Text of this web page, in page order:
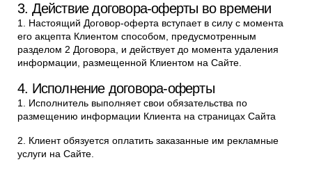
3. Действие договора-оферты во времени
1. Настоящий Договор-оферта вступает в силу с момента
его акцепта Клиентом способом, предусмотренным
разделом 2 Договора, и действует до момента удаления
информации, размещенной Клиентом на Сайте.
4. Исполнение договора-оферты
1. Исполнитель выполняет свои обязательства по
размещению информации Клиента на страницах Сайта
2. Клиент обязуется оплатить заказанные им рекламные
услуги на Сайте.